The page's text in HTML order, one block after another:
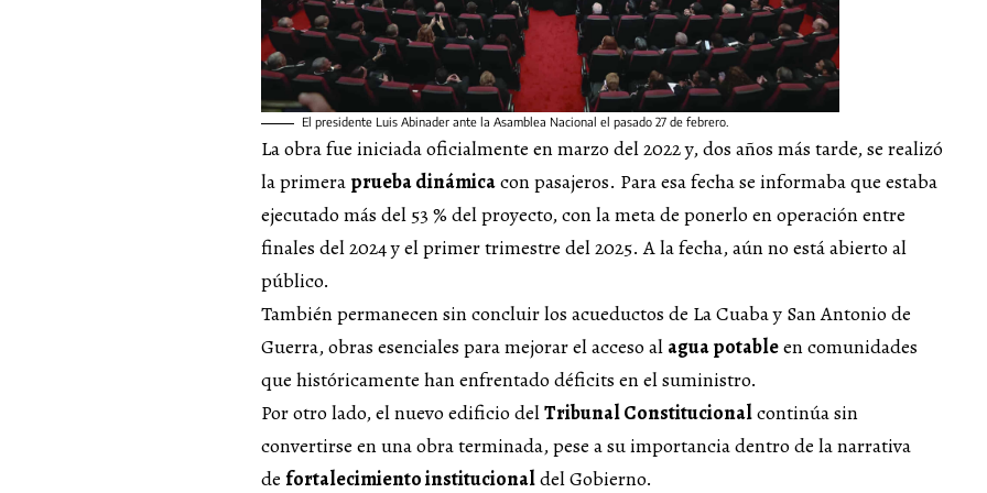
El presidente Luis Abinader ante la Asamblea Nacional el pasado 27 de febrero.
La obra fue iniciada oficialmente en marzo del 2022 y, dos años más tarde, se realizó
la primera prueba dinámicacon pasajeros. Para esa fecha se informaba que estaba
ejecutado más del 53 % del proyecto, con la meta de ponerlo en operación entre
finales del 2024 y el primer trimestre del 2025. A la fecha, aún no está abierto al
público.
También permanecen sin concluir los acueductos de La Cuaba y San Antonio de
Guerra, obras esenciales para mejorar el acceso al agua potableen comunidades
que históricamente han enfrentado déficits en el suministro.
Por otro lado, el nuevo edificio delTribunal Constitucionalcontinúa sin
convertirse en una obra terminada, pese a su importancia dentro de la narrativa
de fortalecimiento institucionaldel Gobierno.